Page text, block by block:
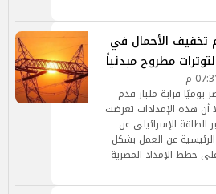
تخفيف الأحمال في
مطروح مبدئياً
قرابة مليار قدم
أن هذه الإمدادات تعرضت
الطاقة الإسرائيلي عن
عن العمل بشكل
خطط الإمداد المصرية